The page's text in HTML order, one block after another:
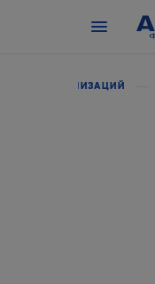
ДЛЯ ОРГАНИЗАЦИЙ